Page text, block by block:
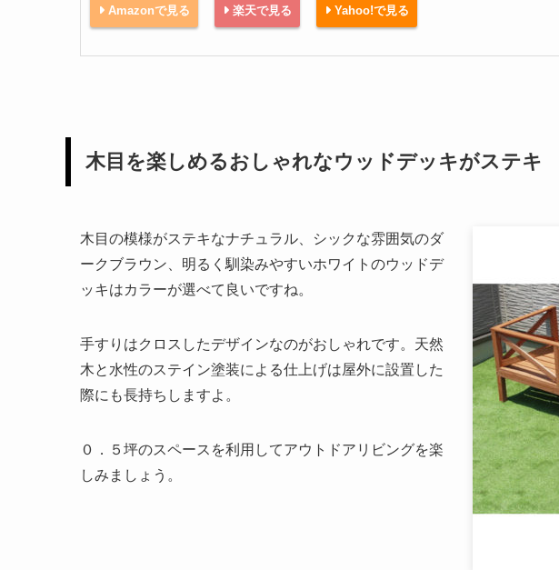
Amazonで見る 楽天で見る Yahoo!で見る
木目を楽しめるおしゃれなウッドデッキがステキ
木目の模様がステキなナチュラル、シックな雰囲気のダ
ークブラウン、明るく馴染みやすいホワイトのウッドデ
ッキはカラーが選べて良いですね。
手すりはクロスしたデザインなのがおしゃれです。天然
木と水性のステイン塗装による仕上げは屋外に設置した
際にも長持ちしますよ。
０．５坪のスペースを利用してアウトドアリビングを楽
しみましょう。